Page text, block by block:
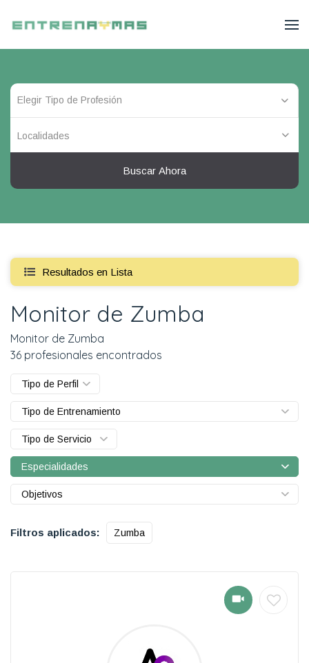
Localidades
Buscar Ahora
Resultados en Lista
Monitor de Zumba
Monitor de Zumba
36 profesionales encontrados
Tipo de Perfil
Tipo de Entrenamiento
Tipo de Servicio
Especialidades
Objetivos
Filtros aplicados: Zumba